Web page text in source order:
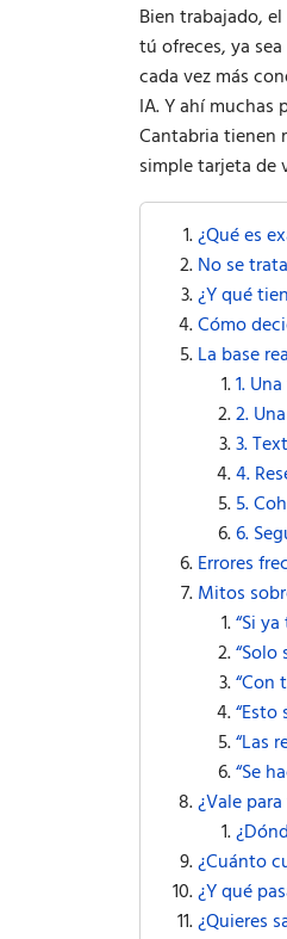
Bien trabajado,
tú ofreces, ya
cada vez más
IA. Y ahí muchas
Cantabria tienen
simple tarjeta de
¿Qué es
No se
¿Y qué
Cómo
La base
1.
2.
3.
4.
5.
6.
Errores
Mitos
“Si
“Solo
“Con
“Las
“Se
¿Vale
¿Cuánto
¿Y qué
¿Quieres